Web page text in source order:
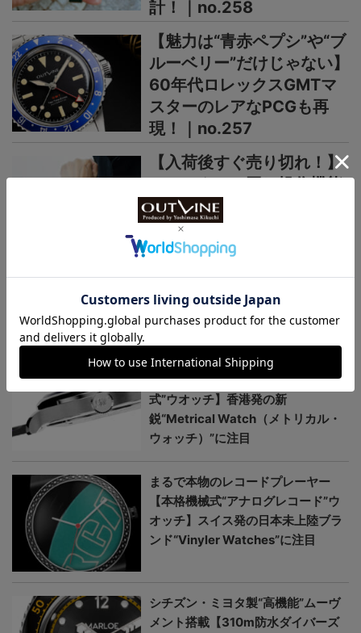
計！｜no.258
【魅力は“青赤ペプシ”や“ブ
ルーベリー”だけじゃない】
60年代ロレックスGMTマ
スターのレアなPCGも再
現！｜no.257
【入荷後すぐ売り切れ！】
ロレックスと同じ操作機能
で8万円の日本製GMT時計
がヨーロッパで高く評価さ
れるワケ｜no.256
＞＞＞もっと見る
日本未上陸ブランド
まるで夜空、パープルの多層文字盤
が美しい【日本未上陸“本格機械
式”ウオッチ】香港発の新
鋭“Metrical Watch（メトリカル・
ウォッチ）”に注目
まるで本物のレコードプレーヤー
【本格機械式“アナログレコード”ウ
オッチ】スイス発の日本未上陸ブラ
ンド“Vinyler Watches”に注目
シチズン・ミヨタ製“高機能”ムーヴ
メント搭載【310m防水ダイバーズ